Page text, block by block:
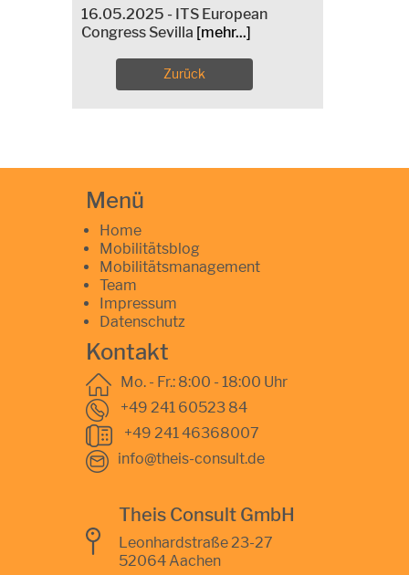
16.05.2025 - ITS European
Congress Sevilla [mehr...]
Zurück
Menü
Home
Mobilitätsblog
Mobilitätsmanagement
Team
Impressum
Datenschutz
Kontakt
Mo. - Fr.: 8:00 - 18:00 Uhr
+49 241 60523 84
+49 241 46368007
info@theis-consult.de
Theis Consult GmbH
Leonhardstraße 23-27
52064 Aachen